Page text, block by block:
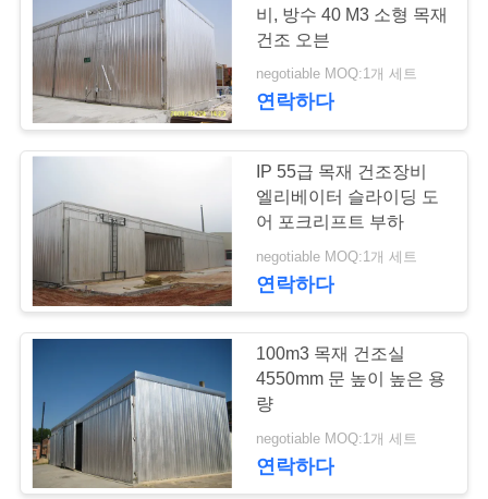
비, 방수 40 M3 소형 목재
건조 오븐
negotiable MOQ:1개 세트
연락하다
IP 55급 목재 건조장비
엘리베이터 슬라이딩 도
어 포크리프트 부하
negotiable MOQ:1개 세트
연락하다
100m3 목재 건조실
4550mm 문 높이 높은 용
량
negotiable MOQ:1개 세트
연락하다